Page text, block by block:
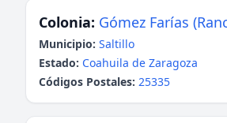
Colonia: Gómez Farías
Municipio: Saltillo
Estado: Coahuila de Zaragoza
Códigos Postales: 25335